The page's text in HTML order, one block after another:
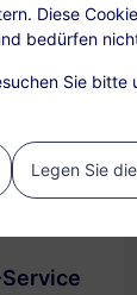
Diese
bedürfen
Sie bitte
Legen Sie